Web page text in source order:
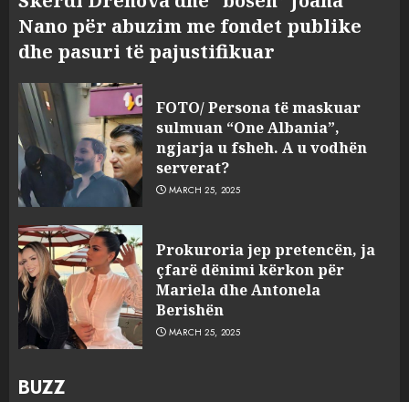
Nano për abuzim me fondet publike
dhe pasuri të pajustifikuar
FOTO/ Persona të maskuar
sulmuan “One Albania”,
ngjarja u fsheh. A u vodhën
serverat?
MARCH 25, 2025
Prokuroria jep pretencën, ja
çfarë dënimi kërkon për
Mariela dhe Antonela
Berishën
MARCH 25, 2025
BUZZ